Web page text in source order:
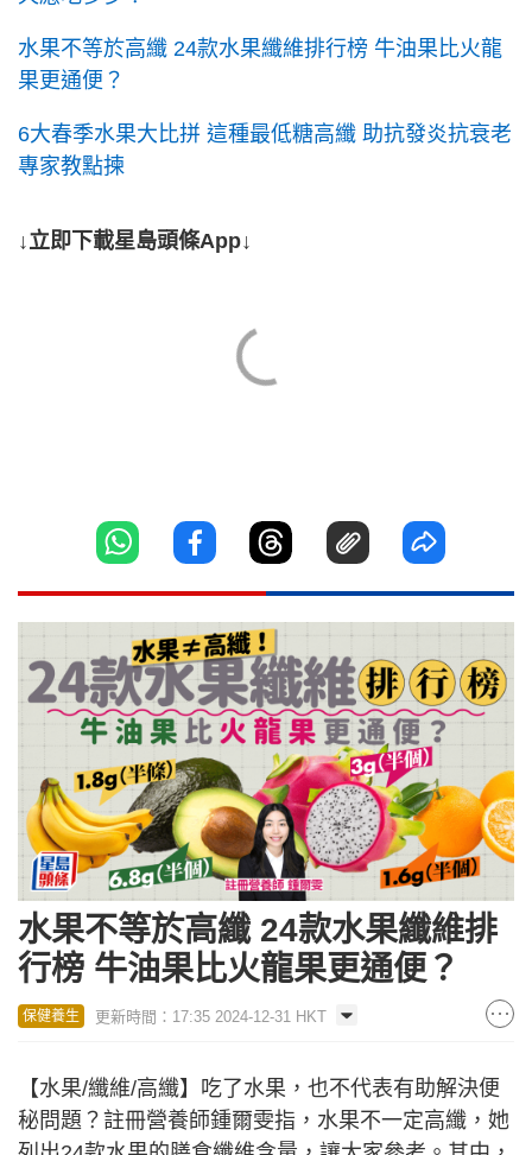
水果不等於高纖 24款水果纖維排行榜 牛油果比火龍
果更通便？
6大春季水果大比拼 這種最低糖高纖 助抗發炎抗衰老
專家教點揀
↓立即下載星島頭條App↓
水果不等於高纖 24款水果纖維排
行榜 牛油果比火龍果更通便？
保健養生 更新時間：17:35 2024-12-31 HKT
【水果/纖維/高纖】吃了水果，也不代表有助解決便
秘問題？註冊營養師鍾爾雯指，水果不一定高纖，她